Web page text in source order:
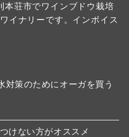
荘市でワインブドウ栽培
イナリーです。インボイス
対策のためにオーガを買う
けない方がオススメ